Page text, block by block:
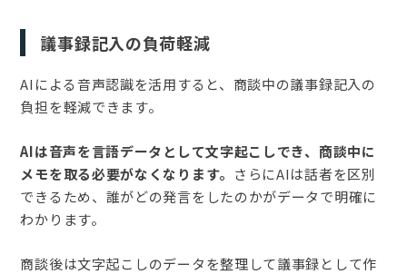
議事録記入の負荷軽減
AIによる音声認識を活用すると、商談中の議事録記入の
負担を軽減できます。
AIは音声を言語データとして文字起こしでき、商談中に
メモを取る必要がなくなります。 さらにAIは話者を区別
できるため、誰がどの発言をしたのかがデータで明確に
わかります。
商談後は文字起こしのデータを整理して議事録として作